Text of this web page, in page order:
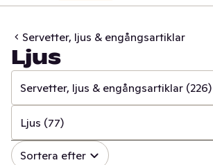
Servetter, ljus & engångsartiklar
Ljus
Servetter, ljus & engångsartiklar (226)
✓ Alla (996)
✓ Hushålls- & toapapper
Ljus (77)
✓ Alla (226)
Sortera efter